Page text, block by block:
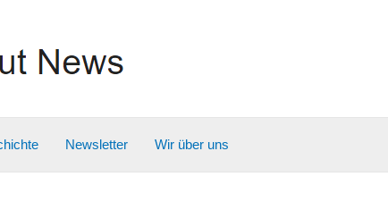
Newsletter Wir über uns